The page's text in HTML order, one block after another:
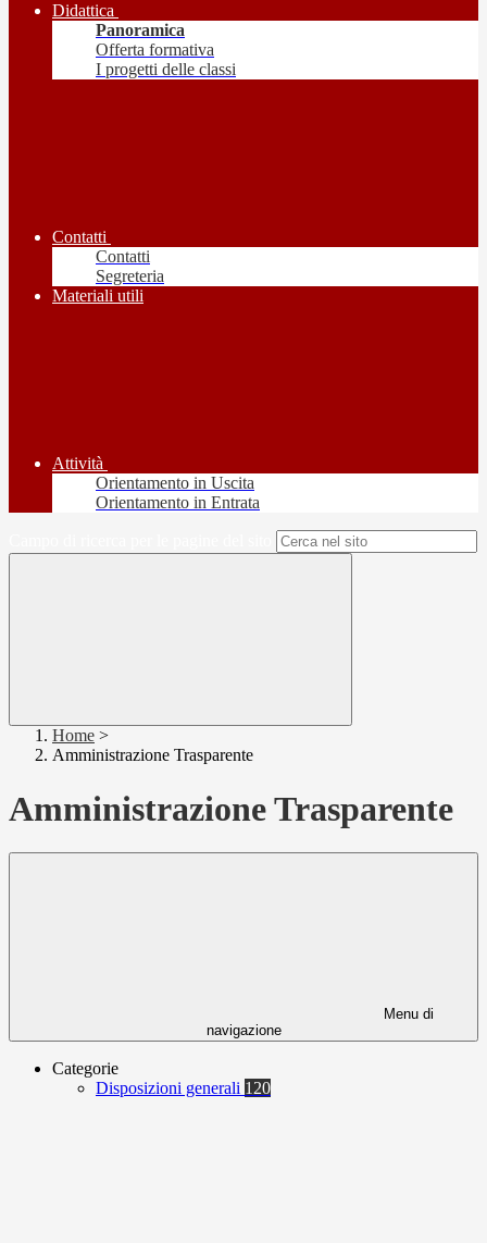
Didattica
Panoramica
Offerta formativa
I progetti delle classi
Contatti
Contatti
Segreteria
Materiali utili
Attività
Orientamento in Uscita
Orientamento in Entrata
Home >
Amministrazione Trasparente
Amministrazione Trasparente
Menu di
navigazione
Categorie
Disposizioni generali 120